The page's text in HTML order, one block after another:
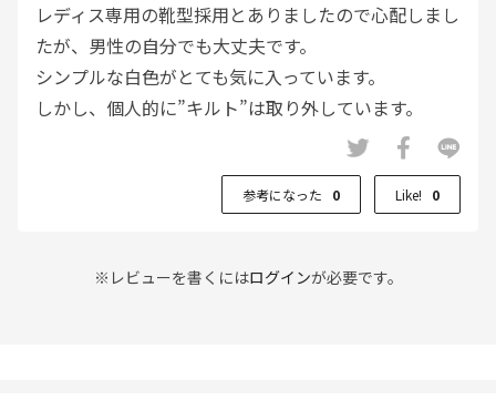
レディス専用の靴型採用とありましたので心配しまし
たが、男性の自分でも大丈夫です。
シンプルな白色がとても気に入っています。
しかし、個人的に”キルト”は取り外しています。
参考になった 0 Like! 0
※レビューを書くにはログインが必要です。